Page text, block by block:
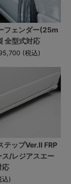
フェンダー(25m
型式対応
(税込)
テップVer.II FRP
ス/レジアスエー
応
込)